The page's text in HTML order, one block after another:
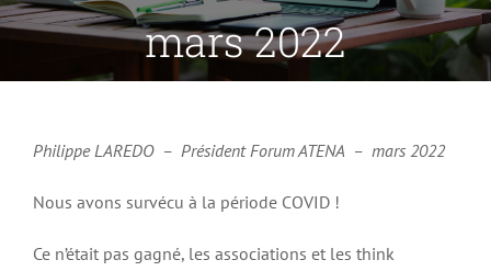
mars 2022
Philippe LAREDO – Président Forum ATENA – mars 2022
Nous avons survécu à la période COVID !
Ce n’était pas gagné, les associations et les think